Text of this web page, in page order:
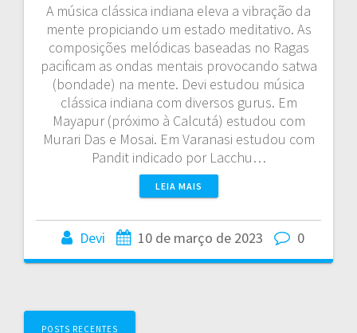
A música clássica indiana eleva a vibração da
mente propiciando um estado meditativo. As
composições melódicas baseadas no Ragas
pacificam as ondas mentais provocando satwa
(bondade) na mente. Devi estudou música
clássica indiana com diversos gurus. Em
Mayapur (próximo à Calcutá) estudou com
Murari Das e Mosai. Em Varanasi estudou com
Pandit indicado por Lacchu…
LEIA MAIS
Devi 10 de março de 2023 0
Navegação
POSTS RECENTES